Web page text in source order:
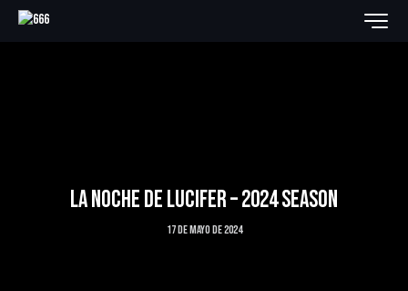
LA NOCHE DE LUCIFER – 2024 SEASON
17 de mayo de 2024